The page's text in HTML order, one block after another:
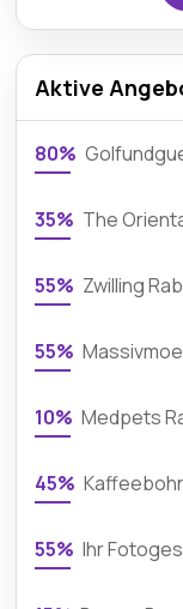
Aktive
80%
35% The
55% Zwilling
55%
10% Medpets
45%
55% Ihr